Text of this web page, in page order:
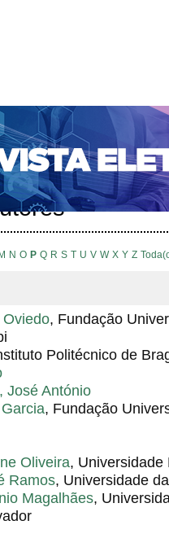
CADASTRO
PORTAL DE REVISTAS
PARA AVALIADORES
autores
M N O P Q R S T U V W X Y Z
, Fundação
Politécnico de
José António
, Fundação
Oliveira, Universidade
Ramos, Universidade
Magalhães,